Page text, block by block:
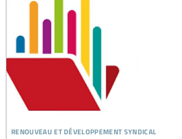
renouveau et développement syndical